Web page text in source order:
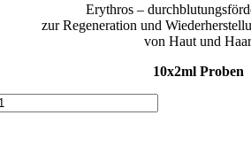
Erythros –
zur Regeneration und
von Haut und Haar
10x2ml Proben